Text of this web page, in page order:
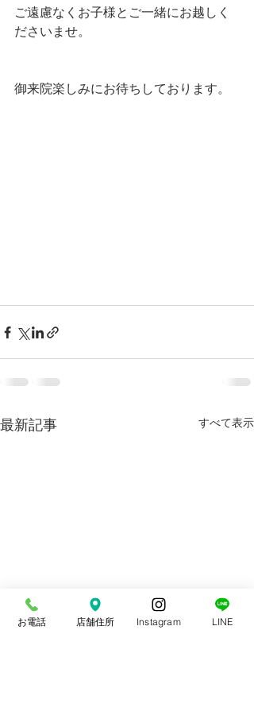
ご遠慮なくお子様とご一緒にお越しく
ださいませ。
御来院楽しみにお待ちしております。
最新記事 すべて表示
お電話 店舗住所 Instagram LINE